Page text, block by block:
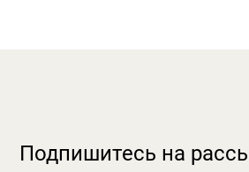
Подпишитесь на